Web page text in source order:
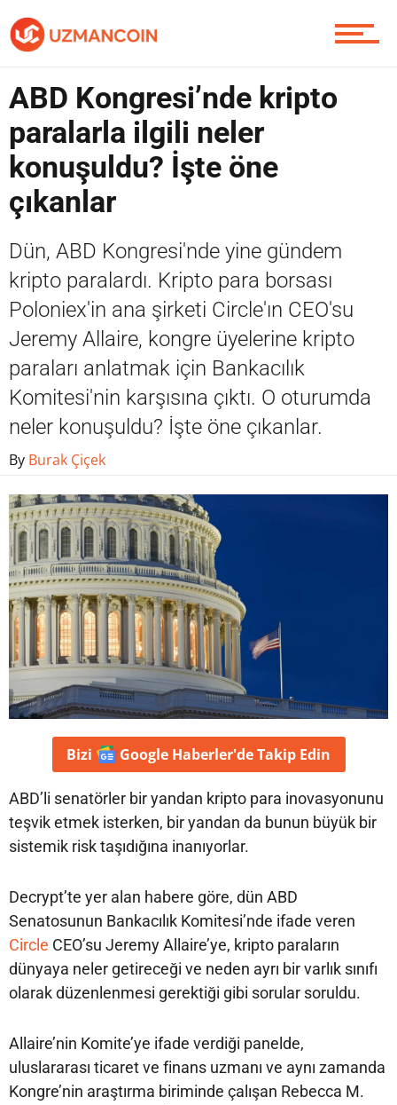
Piyasa
Soru Sor
Contact / İletişim
ABD Kongresi’nde kripto
paralarla ilgili neler
konuşuldu? İşte öne
çıkanlar
Dün, ABD Kongresi'nde yine gündem
kripto paralardı. Kripto para borsası
Poloniex'in ana şirketi Circle'ın CEO'su
Jeremy Allaire, kongre üyelerine kripto
paraları anlatmak için Bankacılık
Komitesi'nin karşısına çıktı. O oturumda
neler konuşuldu? İşte öne çıkanlar.
By Burak Çiçek
Bizi Google Haberler'deTakip Edin
ABD’li senatörler bir yandan kripto para inovasyonunu
teşvik etmek isterken, bir yandan da bunun büyük bir
sistemik risk taşıdığına inanıyorlar.
Decrypt’te yer alan habere göre, dün ABD
Senatosunun Bankacılık Komitesi’nde ifade veren
Circle CEO’su Jeremy Allaire’ye, kripto paraların
dünyaya neler getireceği ve neden ayrı bir varlık sınıfı
olarak düzenlenmesi gerektiği gibi sorular soruldu.
Allaire’nin Komite’ye ifade verdiği panelde,
uluslararası ticaret ve finans uzmanı ve aynı zamanda
Kongre’nin araştırma biriminde çalışan Rebecca M.